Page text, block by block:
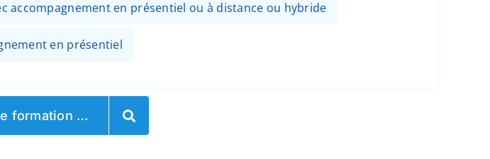
accompagnement en présentiel ou à distance ou hybride
en présentiel
formation …